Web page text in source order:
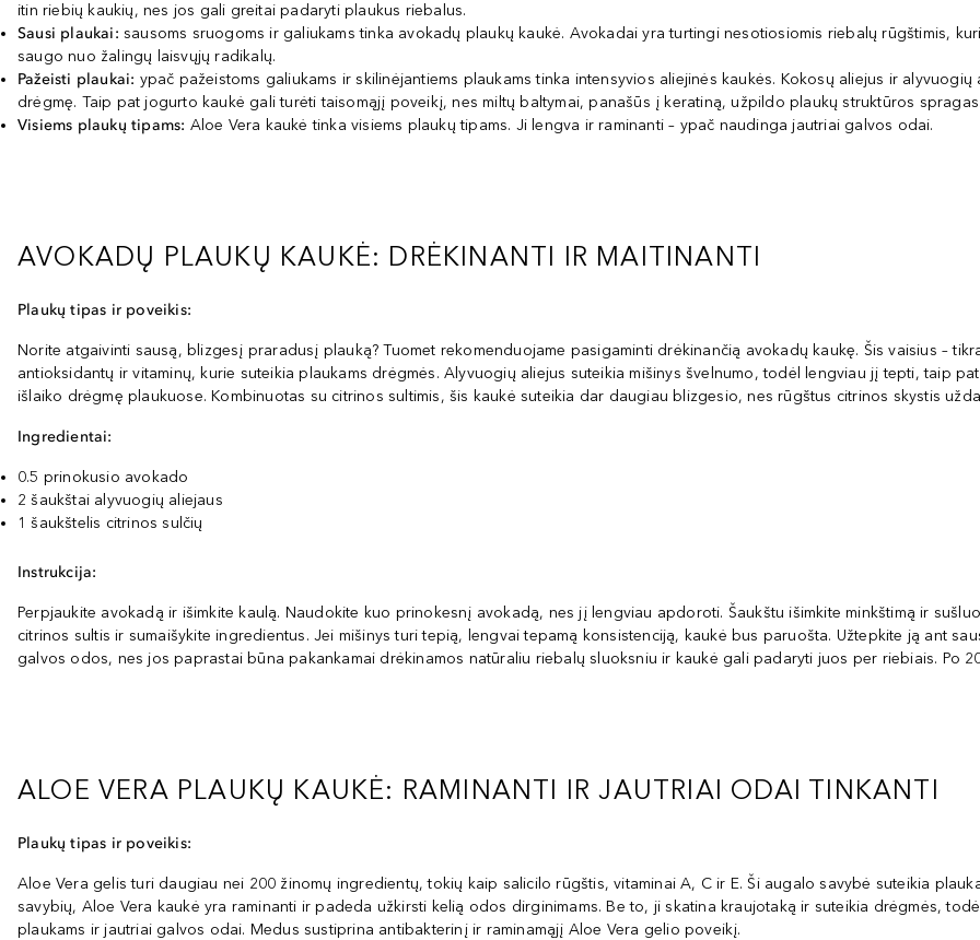
itin riebių kaukių, nes jos gali greitai padaryti plaukus riebalus.
Sausi plaukai: sausoms sruogoms ir galiukams tinka avokadų plaukų kaukė. Avokadai yra turtingi nesotiosiomis riebalų rūgštimis,
saugo nuo žalingų laisvųjų radikalų.
Pažeisti plaukai: ypač pažeistoms galiukams ir skilinėjantiems plaukams tinka intensyvios aliejinės kaukės. Kokosų aliejus ir
drėgmę. Taip pat jogurto kaukė gali turėti taisomąjį poveikį, nes miltų baltymai, panašūs į keratiną, užpildo plaukų struktūros
Visiems plaukų tipams: Aloe Vera kaukė tinka visiems plaukų tipams. Ji lengva ir raminanti – ypač naudinga jautriai galvos odai.
AVOKADŲ PLAUKŲ KAUKĖ: DRĖKINANTI IR MAITINANTI
Plaukų tipas ir poveikis:
Norite atgaivinti sausą, blizgesį praradusį plauką? Tuomet rekomenduojame pasigaminti drėkinančią avokadų kaukę. Šis vaisius –
antioksidantų ir vitaminų, kurie suteikia plaukams drėgmės. Alyvuogių aliejus suteikia mišinys švelnumo, todėl lengviau jį tepti, taip
išlaiko drėgmę plaukuose. Kombinuotas su citrinos sultimis, šis kaukė suteikia dar daugiau blizgesio, nes rūgštus citrinos skystis
Ingredientai:
0.5 prinokusio avokado
2 šaukštai alyvuogių aliejaus
1 šaukštelis citrinos sulčių
Instrukcija:
Perpjaukite avokadą ir išimkite kaulą. Naudokite kuo prinokesnį avokadą, nes jį lengviau apdoroti. Šaukštu išimkite minkštimą ir
citrinos sultis ir sumaišykite ingredientus. Jei mišinys turi tepią, lengvai tepamą konsistenciją, kaukė bus paruošta. Užtepkite ją ant
galvos odos, nes jos paprastai būna pakankamai drėkinamos natūraliu riebalų sluoksniu ir kaukė gali padaryti juos per riebiais. Po
ALOE VERA PLAUKŲ KAUKĖ: RAMINANTI IR JAUTRIAI ODAI TINKANTI
Plaukų tipas ir poveikis:
Aloe Vera gelis turi daugiau nei 200 žinomų ingredientų, tokių kaip salicilo rūgštis, vitaminai A, C ir E. Ši augalo savybė suteikia
savybių, Aloe Vera kaukė yra raminanti ir padeda užkirsti kelią odos dirginimams. Be to, ji skatina kraujotaką ir suteikia drėgmės,
plaukams ir jautriai galvos odai. Medus sustiprina antibakterinį ir raminamąjį Aloe Vera gelio poveikį.